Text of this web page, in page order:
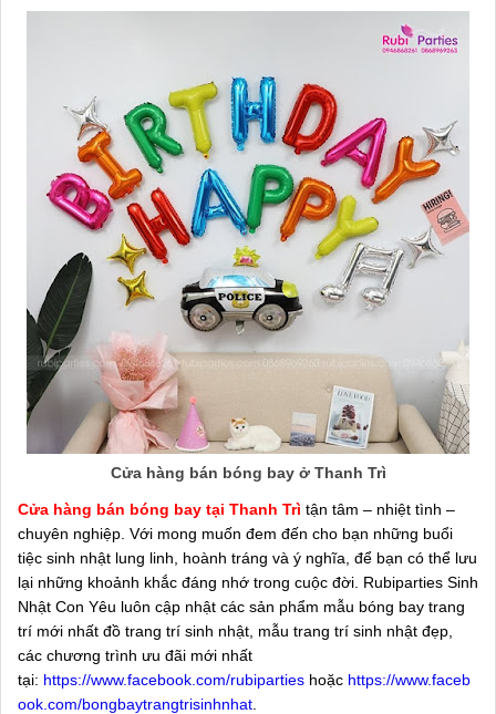
Cửa hàng bán bóng bay ở Thanh Trì
Cửa hàng bán bóng bay tại Thanh Trì tận tâm – nhiệt tình –
chuyên nghiệp. Với mong muốn đem đến cho bạn những buổi
tiệc sinh nhật lung linh, hoành tráng và ý nghĩa, để bạn có thể lưu
lại những khoảnh khắc đáng nhớ trong cuộc đời. Rubiparties Sinh
Nhật Con Yêu luôn cập nhật các sản phẩm mẫu bóng bay trang
trí mới nhất đồ trang trí sinh nhật, mẫu trang trí sinh nhật đẹp,
các chương trình ưu đãi mới nhất
tại: https://www.facebook.com/rubiparties hoặc https://www.faceb
ook.com/bongbaytrangtrisinhnhat